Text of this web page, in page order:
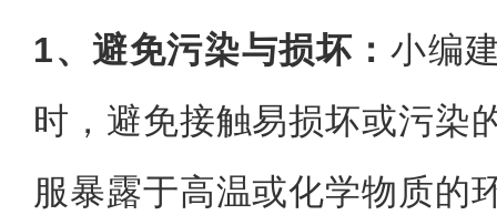
1、避免污染与损坏： 小编
时，避免接触易损坏或污染
服暴露于高温或化学物质的